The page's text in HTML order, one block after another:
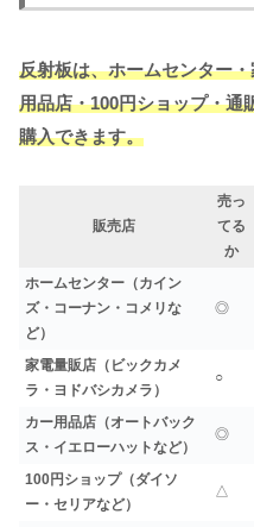
反射板は、ホームセンター
用品店・100円ショップ・通
購入できます。
販売店
売っ
てる
か
ホームセンター（カイン
ズ・コーナン・コメリな
ど）
◎
家電量販店（ビックカメ
ラ・ヨドバシカメラ）
○
カー用品店（オートバック
ス・イエローハットなど）
◎
100円ショップ（ダイソ
ー・セリアなど）
△